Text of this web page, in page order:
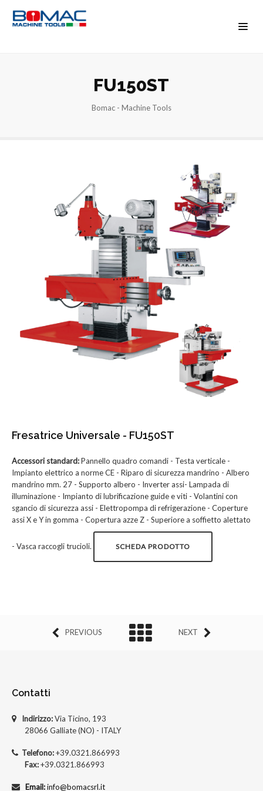
FU150ST
Bomac - Machine Tools
Fresatrice Universale - FU150ST
Accessori standard:Pannello quadro comandi - Testa verticale -
Impianto elettrico a norme CE - Riparo di sicurezza mandrino - Albero
mandrino mm. 27 - Supporto albero - Inverter assi- Lampada di
illuminazione - Impianto di lubrificazione guide e viti - Volantini con
sgancio di sicurezza assi - Elettropompa di refrigerazione - Coperture
assi X e Y in gomma - Copertura azze Z - Superiore a soffietto alettato
- Vasca raccogli trucioli. SCHEDA PRODOTTO
PREVIOUS NEXT
Contatti
Indirizzo:Via Ticino, 193
28066 Galliate (NO) - ITALY
Telefono:+39.0321.866993
Fax:+39.0321.866993
Email:info@bomacsrl.it